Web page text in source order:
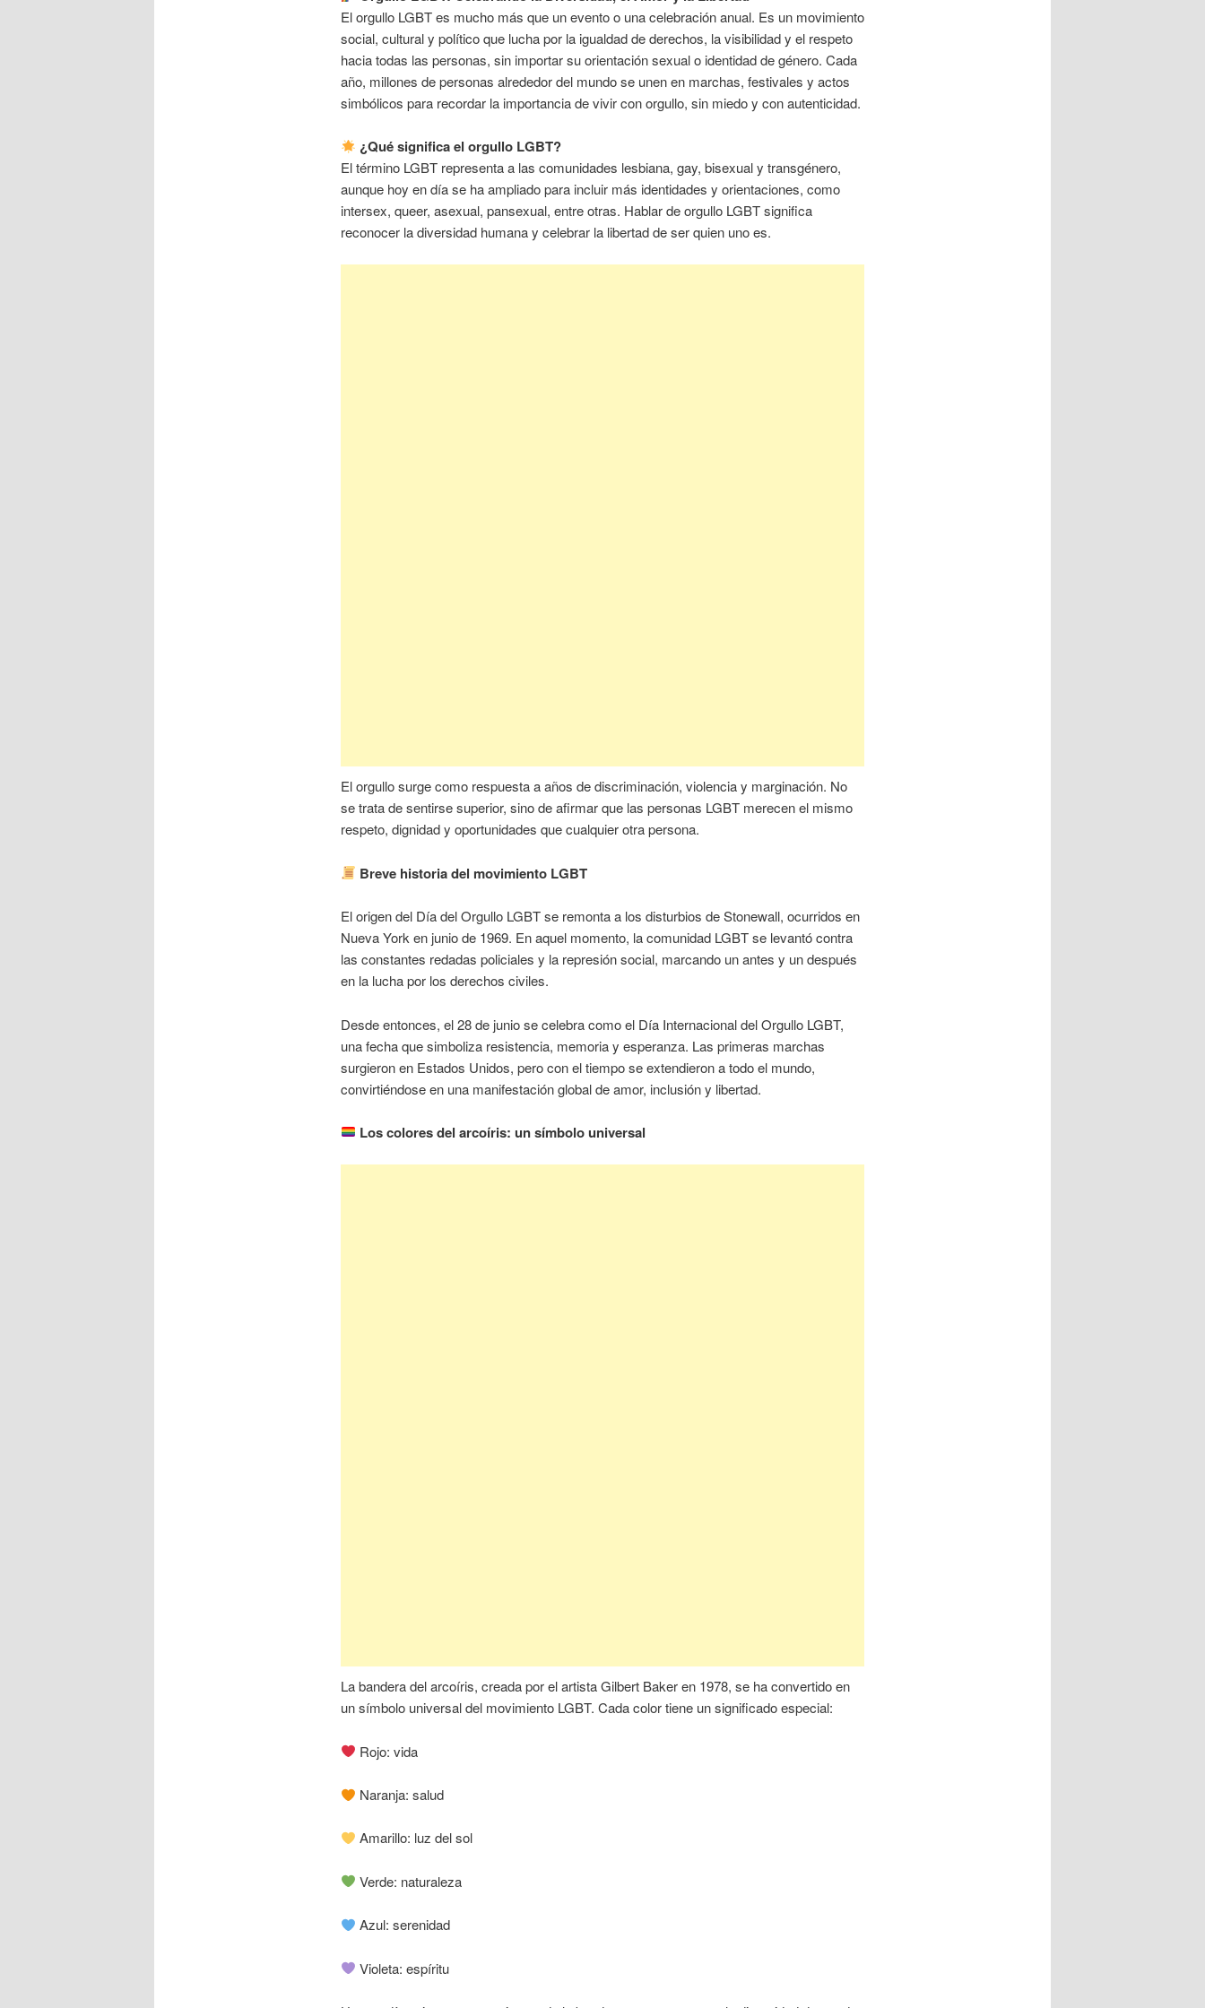
El orgullo LGBT es mucho más que un evento o una celebración anual. Es un movimiento
social, cultural y político que lucha por la igualdad de derechos, la visibilidad y el respeto
hacia todas las personas, sin importar su orientación sexual o identidad de género. Cada
año, millones de personas alrededor del mundo se unen en marchas, festivales y actos
simbólicos para recordar la importancia de vivir con orgullo, sin miedo y con autenticidad.
¿Qué significa el orgullo LGBT?
El término LGBT representa a las comunidades lesbiana, gay, bisexual y transgénero,
aunque hoy en día se ha ampliado para incluir más identidades y orientaciones, como
intersex, queer, asexual, pansexual, entre otras. Hablar de orgullo LGBT significa
reconocer la diversidad humana y celebrar la libertad de ser quien uno es.
El orgullo surge como respuesta a años de discriminación, violencia y marginación. No
se trata de sentirse superior, sino de afirmar que las personas LGBT merecen el mismo
respeto, dignidad y oportunidades que cualquier otra persona.
Breve historia del movimiento LGBT
El origen del Día del Orgullo LGBT se remonta a los disturbios de Stonewall, ocurridos en
Nueva York en junio de 1969. En aquel momento, la comunidad LGBT se levantó contra
las constantes redadas policiales y la represión social, marcando un antes y un después
en la lucha por los derechos civiles.
Desde entonces, el 28 de junio se celebra como el Día Internacional del Orgullo LGBT,
una fecha que simboliza resistencia, memoria y esperanza. Las primeras marchas
surgieron en Estados Unidos, pero con el tiempo se extendieron a todo el mundo,
convirtiéndose en una manifestación global de amor, inclusión y libertad.
Los colores del arcoíris: un símbolo universal
La bandera del arcoíris, creada por el artista Gilbert Baker en 1978, se ha convertido en
un símbolo universal del movimiento LGBT. Cada color tiene un significado especial:
Rojo: vida
Naranja: salud
Amarillo: luz del sol
Verde: naturaleza
Azul: serenidad
Violeta: espíritu